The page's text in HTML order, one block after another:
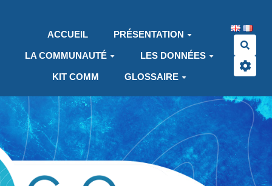
ACCUEIL
PRÉSENTATION
LA COMMUNAUTÉ LES DONNÉES
KIT COMM GLOSSAIRE